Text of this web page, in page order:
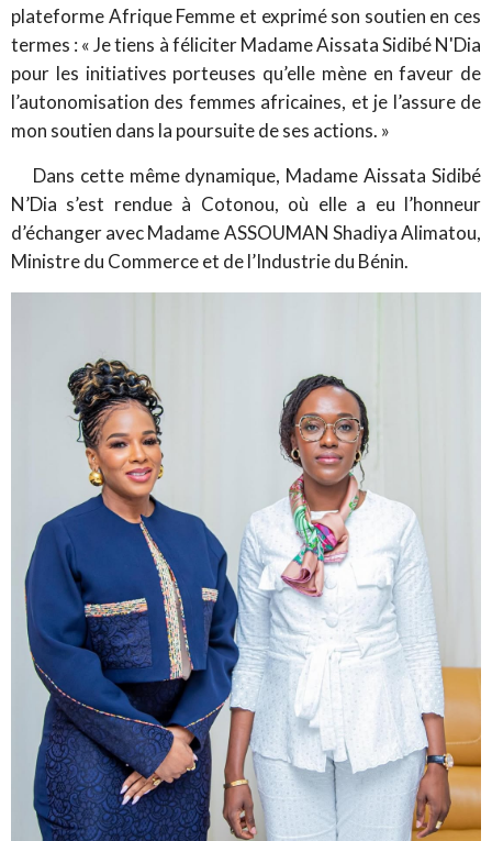
plateforme Afrique Femme et exprimé son soutien en ces
termes : « Je tiens à féliciter Madame Aissata Sidibé N'Dia
pour les initiatives porteuses qu’elle mène en faveur de
l’autonomisation des femmes africaines, et je l’assure de
mon soutien dans la poursuite de ses actions. »
Dans cette même dynamique, Madame Aissata Sidibé
N’Dia s’est rendue à Cotonou, où elle a eu l’honneur
d’échanger avec Madame ASSOUMAN Shadiya Alimatou,
Ministre du Commerce et de l’Industrie du Bénin.